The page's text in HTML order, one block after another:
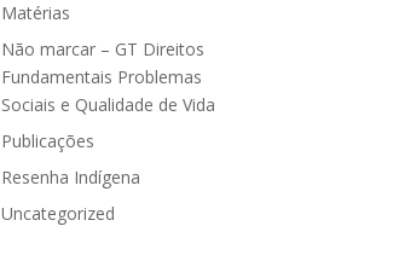
Matérias
Não marcar – GT Direitos
Fundamentais Problemas
Sociais e Qualidade de Vida
Publicações
Resenha Indígena
Uncategorized